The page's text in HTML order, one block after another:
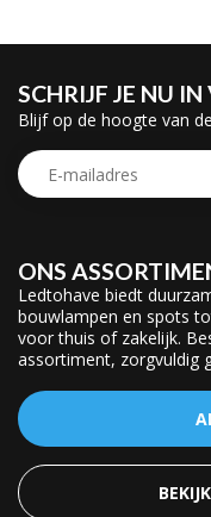
ONS
Ledtohave biedt
bouwlampen en spots
voor thuis of zakelijk.
assortiment, zorgvuldig
SCHRIJF JE NU
Blijf op de hoogte van